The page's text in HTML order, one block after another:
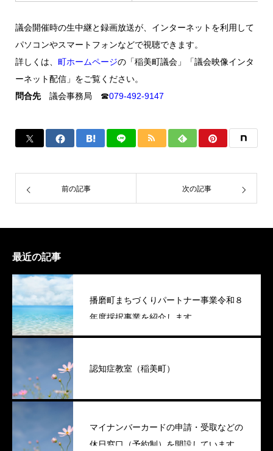
議会開催時の生中継と録画放送が、インターネットを利用して
パソコンやスマートフォンなどで視聴できます。
詳しくは、 町ホームページの「稲美町議会」「議会映像インタ
ーネット配信」をご覧ください。
問合先議会事務局 ☎079-492-9147
前の記事 次の記事
最近の記事
播磨町まちづくりパートナー事業令和８
年度採択事業を紹介します
認知症教室（稲美町）
マイナンバーカードの申請・受取などの
休日窓口（予約制）を開設しています